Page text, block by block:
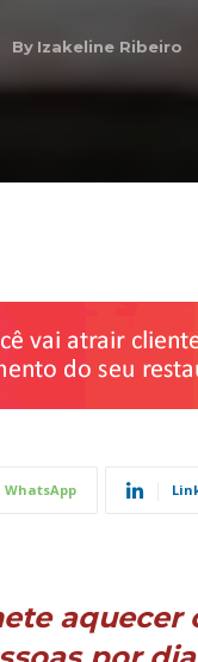
By Izakeline Ribeiro
WhatsApp
aquecer